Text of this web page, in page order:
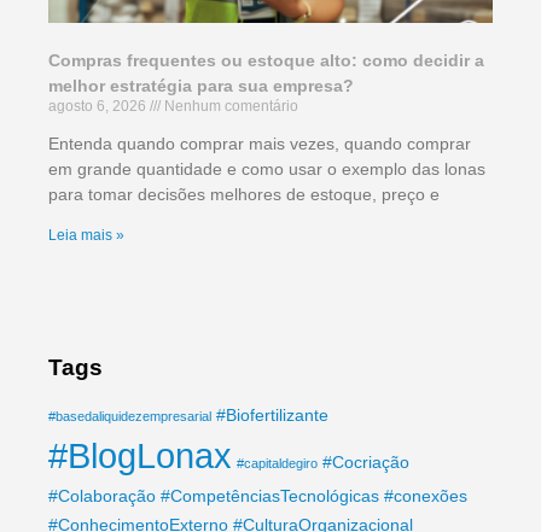
Compras frequentes ou estoque alto: como decidir a
melhor estratégia para sua empresa?
agosto 6, 2026 Nenhum comentário
Entenda quando comprar mais vezes, quando comprar
em grande quantidade e como usar o exemplo das lonas
para tomar decisões melhores de estoque, preço e
Leia mais »
Tags
#basedaliquidezempresarial #Biofertilizante
#BlogLonax #capitaldegiro #Cocriação
#Colaboração #CompetênciasTecnológicas #conexões
#ConhecimentoExterno #CulturaOrganizacional